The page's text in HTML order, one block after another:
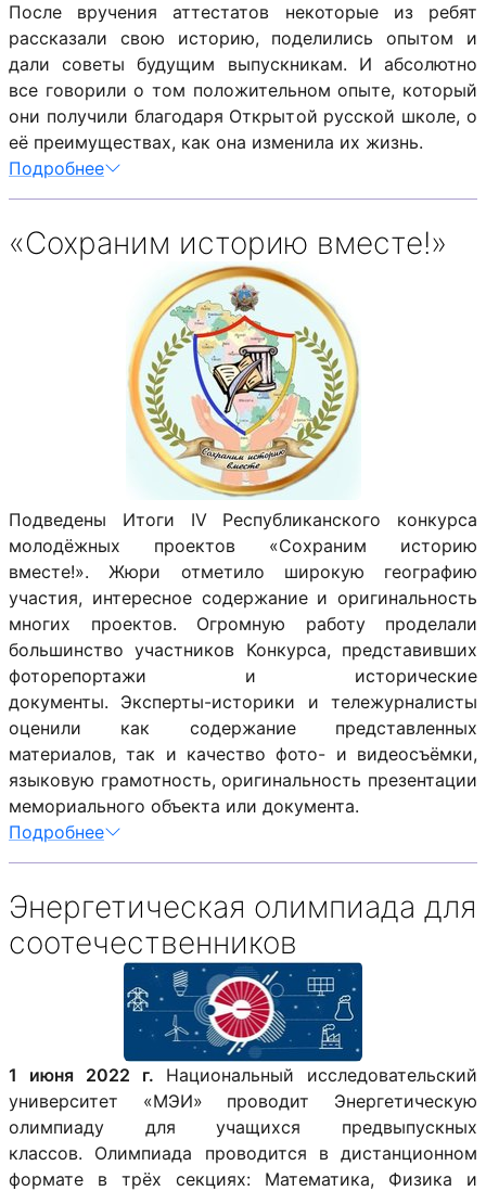
После вручения аттестатов некоторые из ребят
рассказали свою историю, поделились опытом и
дали советы будущим выпускникам. И абсолютно
все говорили о том положительном опыте, который
они получили благодаря Открытой русской школе, о
её преимуществах, как она изменила их жизнь.
Подробнее
«Сохраним историю вместе!»
Подведены Итоги IV Республиканского конкурса
молодёжных проектов «Сохраним историю
вместе!». Жюри отметило широкую географию
участия, интересное содержание и оригинальность
многих проектов. Огромную работу проделали
большинство участников Конкурса, представивших
фоторепортажи и исторические
документы. Эксперты-историки и тележурналисты
оценили как содержание представленных
материалов, так и качество фото- и видеосъёмки,
языковую грамотность, оригинальность презентации
мемориального объекта или документа.
Подробнее
Энергетическая олимпиада для
соотечественников
1 июня 2022 г. Национальный исследовательский
университет «МЭИ» проводит Энергетическую
олимпиаду для учащихся предвыпускных
классов. Олимпиада проводится в дистанционном
формате в трёх секциях: Математика, Физика и